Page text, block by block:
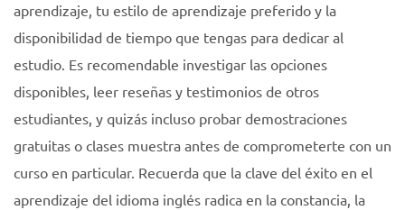
aprendizaje, tu estilo de aprendizaje preferido y la
disponibilidad de tiempo que tengas para dedicar al
estudio. Es recomendable investigar las opciones
disponibles, leer reseñas y testimonios de otros
estudiantes, y quizás incluso probar demostraciones
gratuitas o clases muestra antes de comprometerte con un
curso en particular. Recuerda que la clave del éxito en el
aprendizaje del idioma inglés radica en la constancia, la